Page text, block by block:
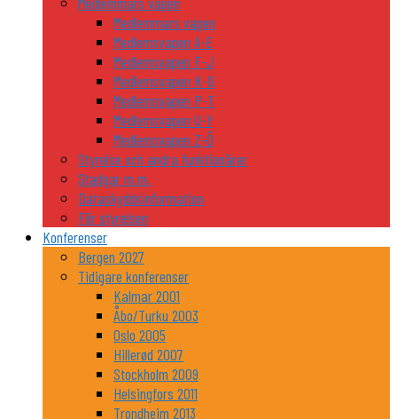
Medlemmars vapen
Medlemsvapen A-E
Medlemsvapen F-J
Medlemsvapen K-O
Medlemsvapen P-T
Medlemsvapen U-Y
Medlemsvapen Z-Ö
Styrelse och andra funktionärer
Stadgar m.m.
Dataskyddsinformation
För styrelsen
Konferenser
Bergen 2027
Tidigare konferenser
Kalmar 2001
Åbo/Turku 2003
Oslo 2005
Hillerød 2007
Stockholm 2009
Helsingfors 2011
Trondheim 2013